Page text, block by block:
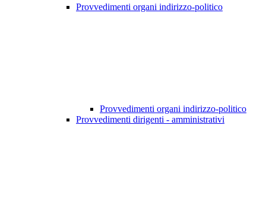
Provvedimenti organi indirizzo-politico
Provvedimenti organi indirizzo-politico
Provvedimenti dirigenti - amministrativi